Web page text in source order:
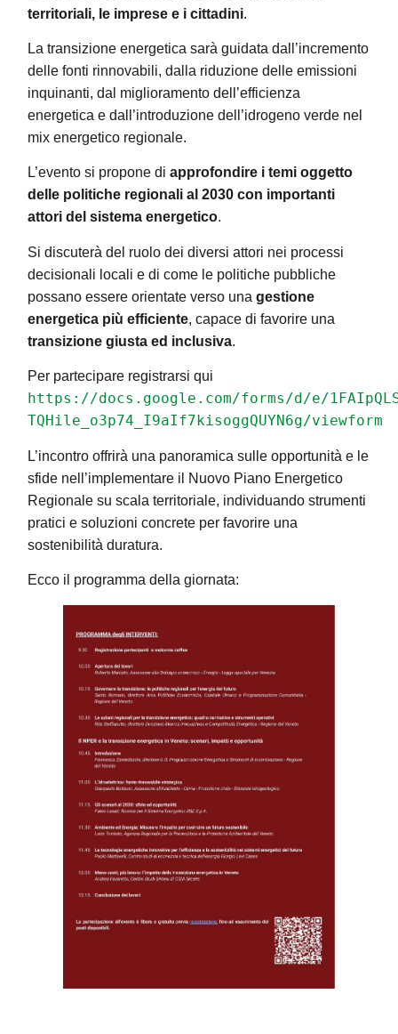
territoriali, le imprese e i cittadini.
La transizione energetica sarà guidata dall’incremento
delle fonti rinnovabili, dalla riduzione delle emissioni
inquinanti, dal miglioramento dell’efficienza
energetica e dall’introduzione dell’idrogeno verde nel
mix energetico regionale.
L’evento si propone diapprofondire i temi oggetto
delle politiche regionali al 2030 con importanti
attori del sistema energetico.
Si discuterà del ruolo dei diversi attori nei processi
decisionali locali e di come le politiche pubbliche
possano essere orientate verso unagestione
energetica più efficiente, capace di favorire una
transizione giusta ed inclusiva.
Per partecipare registrarsi qui
https://docs.google.com/forms/d/e/
TQHile_o3p74_I9aIf7kisoggQUYN6g/viewform
L’incontro offrirà una panoramica sulle opportunità e le
sfide nell’implementare il Nuovo Piano Energetico
Regionale su scala territoriale, individuando strumenti
pratici e soluzioni concrete per favorire una
sostenibilità duratura.
Ecco il programma della giornata: